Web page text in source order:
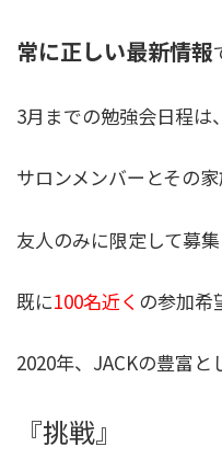
常に正しい最新情報
3月までの勉強会日程は
サロンメンバーとその家
友人のみに限定して募集
既に100名近く の参加希
2020年、JACKの豊富
『挑戦』